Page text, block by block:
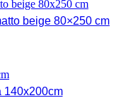
beige 80×250 cm
140x200cm